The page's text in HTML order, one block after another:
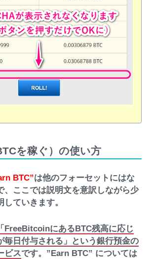
を稼ぐ）の使い方
BTC”は他のフォーセットにはな
、ここでは説明文を意訳しながら少
ていきます。
「FreeBitcoinにあるBTC残高に応じ
毎日付与される」という銀行預金の
ビスです。”Earn BTC” については